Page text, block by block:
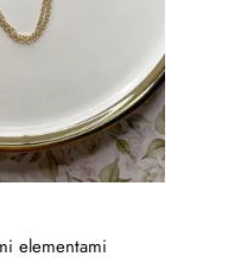
elementami